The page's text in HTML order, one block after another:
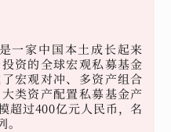
一家中国本土成长起来
资的全球宏观私募基金
宏观对冲、多资产组合
类资产配置私募基金产
超过400亿元人民币，名